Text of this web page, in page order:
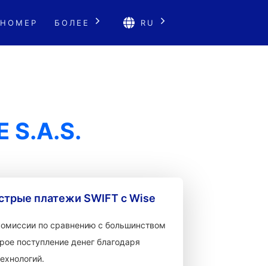
БОЛЕЕ RU
S.A.S.
платежи SWIFT с Wise
по сравнению с большинством
поступление денег благодаря